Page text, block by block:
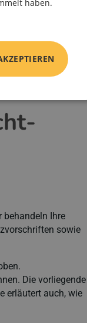
der
nach unseren
behandeln Ihre
sowie
Die vorliegende
erläutert auch, wie
haben.